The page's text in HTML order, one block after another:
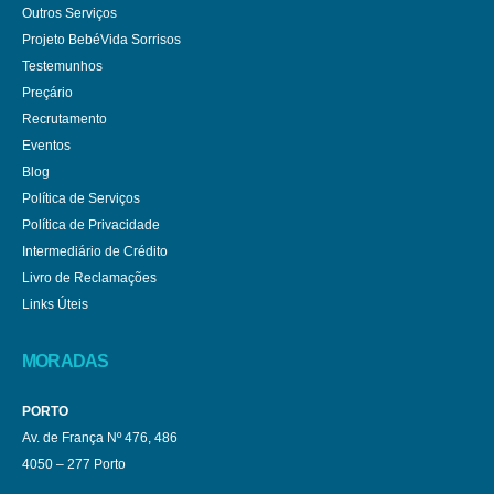
Outros Serviços
Projeto BebéVida Sorrisos
Testemunhos
Preçário
Recrutamento
Eventos
Blog
Política de Serviços
Política de Privacidade
Intermediário de Crédito
Livro de Reclamações
Links Úteis
MORADAS
PORTO
Av. de França Nº 476, 486
4050 – 277 Porto